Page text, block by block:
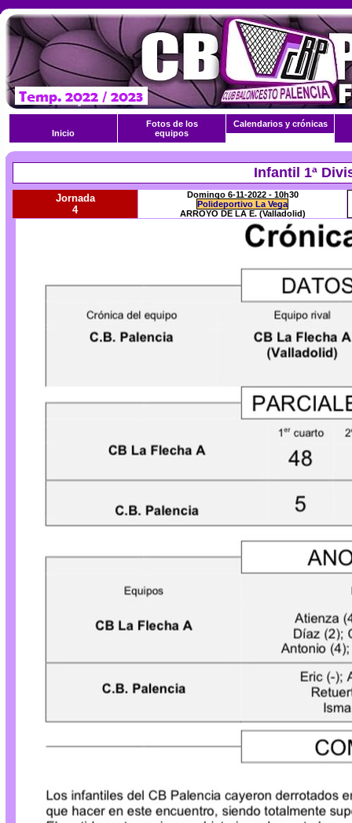
Inicio
Fotos de los
equipos
Calendarios y crónicas
Infantil 1ª
Jornada
4
Domingo 6-11-2022 - 10h30
Polideportivo La Vega
ARROYO DE LA E. (Valladolid)